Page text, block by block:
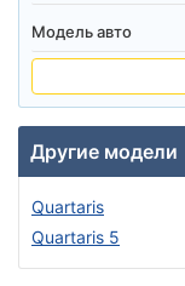
Другие модели
Quartaris
Quartaris 5